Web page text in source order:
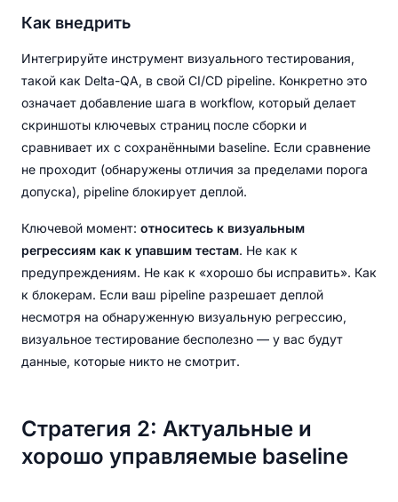
Как внедрить
Интегрируйте инструмент визуального тестирования,
такой как Delta-QA, в свой CI/CD pipeline. Конкретно это
означает добавление шага в workflow, который делает
скриншоты ключевых страниц после сборки и
сравнивает их с сохранёнными baseline. Если сравнение
не проходит (обнаружены отличия за пределами порога
допуска), pipeline блокирует деплой.
Ключевой момент: относитесь к визуальным
регрессиям как к упавшим тестам. Не как к
предупреждениям. Не как к «хорошо бы исправить». Как
к блокерам. Если ваш pipeline разрешает деплой
несмотря на обнаруженную визуальную регрессию,
визуальное тестирование бесполезно — у вас будут
данные, которые никто не смотрит.
Стратегия 2: Актуальные и
хорошо управляемые baseline